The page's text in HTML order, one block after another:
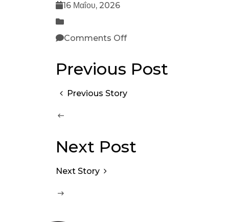
16 Μαΐου, 2026
Comments Off
Previous Post
Previous Story
Next Post
Next Story